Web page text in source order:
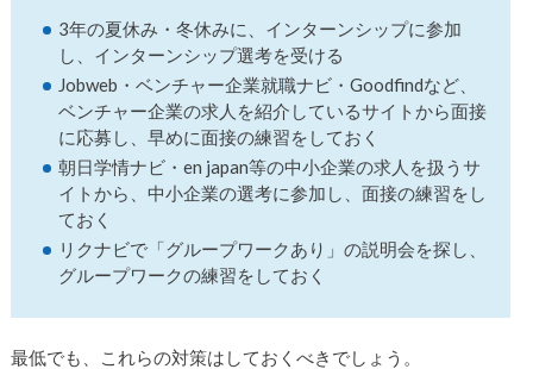
3年の夏休み・冬休みに、インターンシップに参加
し、インターンシップ選考を受ける
Jobweb・ベンチャー企業就職ナビ・Goodfindなど、
ベンチャー企業の求人を紹介しているサイトから面接
に応募し、早めに面接の練習をしておく
朝日学情ナビ・en japan等の中小企業の求人を扱うサ
イトから、中小企業の選考に参加し、面接の練習をし
ておく
リクナビで「グループワークあり」の説明会を探し、
グループワークの練習をしておく
最低でも、これらの対策はしておくべきでしょう。